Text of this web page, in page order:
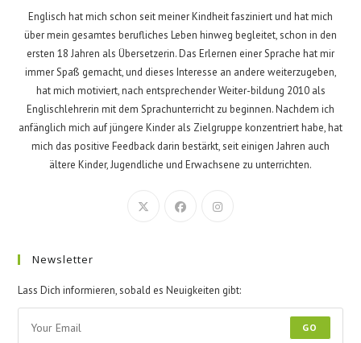
Englisch hat mich schon seit meiner Kindheit fasziniert und hat mich
über mein gesamtes berufliches Leben hinweg begleitet, schon in den
ersten 18 Jahren als Übersetzerin. Das Erlernen einer Sprache hat mir
immer Spaß gemacht, und dieses Interesse an andere weiterzugeben,
hat mich motiviert, nach entsprechender Weiter-bildung 2010 als
Englischlehrerin mit dem Sprachunterricht zu beginnen. Nachdem ich
anfänglich mich auf jüngere Kinder als Zielgruppe konzentriert habe, hat
mich das positive Feedback darin bestärkt, seit einigen Jahren auch
ältere Kinder, Jugendliche und Erwachsene zu unterrichten.
Newsletter
Lass Dich informieren, sobald es Neuigkeiten gibt:
GO